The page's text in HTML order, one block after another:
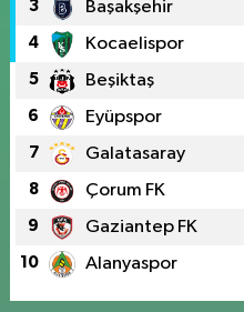
3 Başakşehir
4 Kocaelispor
5 Beşiktaş
6 Eyüpspor
7 Galatasaray
8 Çorum FK
9 Gaziantep FK
10 Alanyaspor